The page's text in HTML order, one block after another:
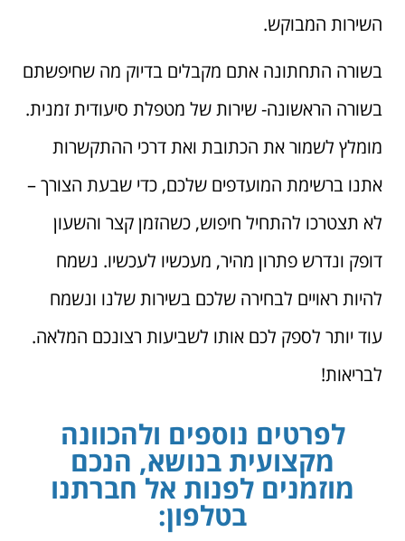
השירות המבוקש.
בשורה התחתונה אתם מקבלים בדיוק מה שחיפשתם
בשורה הראשונה- שירות של מטפלת סיעודית זמנית.
מומלץ לשמור את הכתובת ואת דרכי ההתקשרות
אתנו ברשימת המועדפים שלכם, כדי שבעת הצורך –
לא תצטרכו להתחיל חיפוש, כשהזמן קצר והשעון
דופק ונדרש פתרון מהיר, מעכשיו לעכשיו. נשמח
להיות ראויים לבחירה שלכם בשירות שלנו ונשמח
עוד יותר לספק לכם אותו לשביעות רצונכם המלאה.
לבריאות!
לפרטים נוספים ולהכוונה
מקצועית בנושא, הנכם
מוזמנים לפנות אל חברתנו
בטלפון: